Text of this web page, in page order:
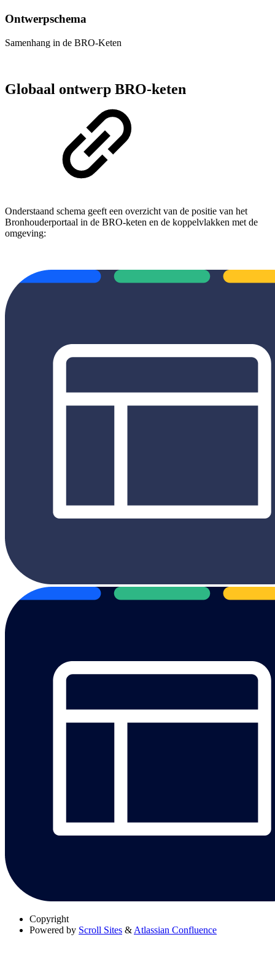
Ontwerpschema
Samenhang in de BRO-Keten
Globaal ontwerp BRO-keten
Onderstaand schema geeft een overzicht van de positie van het
Bronhouderportaal in de BRO-keten en de koppelvlakken met de
omgeving:
Copyright
Powered by Scroll Sites & Atlassian Confluence